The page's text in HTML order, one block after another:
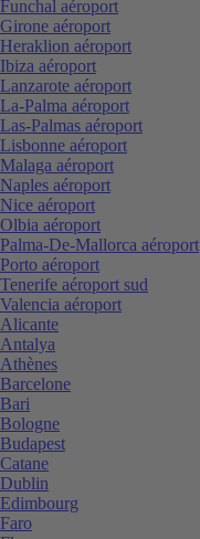
Funchal aéroport
Girone aéroport
Heraklion aéroport
Ibiza aéroport
Lanzarote aéroport
La-Palma aéroport
Las-Palmas aéroport
Lisbonne aéroport
Malaga aéroport
Naples aéroport
Nice aéroport
Olbia aéroport
Palma-De-Mallorca aéroport
Porto aéroport
Tenerife aéroport sud
Valencia aéroport
Alicante
Antalya
Athènes
Barcelone
Bari
Bologne
Budapest
Catane
Dublin
Edimbourg
Faro